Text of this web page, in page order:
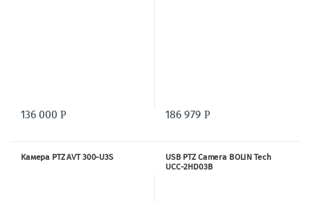
136 000 Р 186 979 Р
Камера PTZ AVT 300-U3S
USB PTZ Camera BOLIN Tech
UCC-2HD03B